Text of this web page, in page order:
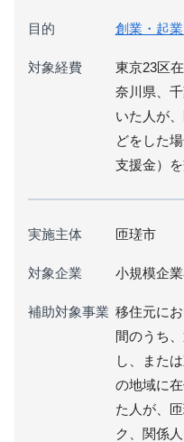
目的 創業・起
対象経費
東京23区
奈川県、
いた人が
どをした
支援金）
実施主体 匝瑳市
対象企業 小規模企
補助対象事業 移住元に
間のうち
し、また
の地域に
た人が、
ク、関係